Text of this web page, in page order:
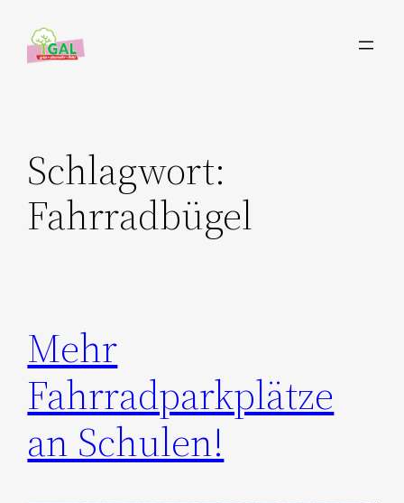
Inhalt
springen
Schlagwort:
Fahrradbügel
Mehr
Fahrradparkplätze
an Schulen!